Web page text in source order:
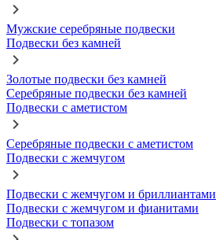
Мужские серебряные подвески
Подвески без камней
Золотые подвески без камней
Серебряные подвески без камней
Подвески с аметистом
Серебряные подвески с аметистом
Подвески с жемчугом
Подвески с жемчугом и бриллиантами
Подвески с жемчугом и фианитами
Подвески с топазом